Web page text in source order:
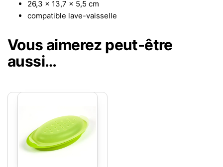
26,3 x 13,7 x 5,5 cm
compatible lave-vaisselle
Vous aimerez peut-être
aussi…